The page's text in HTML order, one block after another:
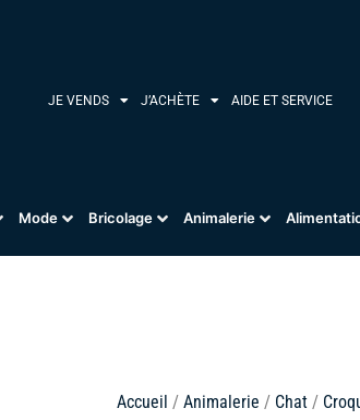
JE VENDS J’ACHÈTE AIDE ET SERVICE
Mode Bricolage Animalerie
Accueil / Animalerie / Chat /